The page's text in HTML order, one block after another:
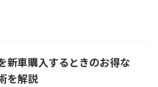
新車購入するときのお得な
を解説